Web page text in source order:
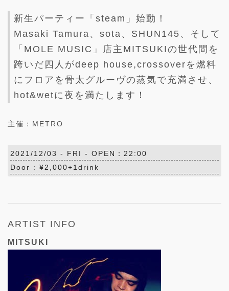
新生パーティー「steam」始動！
Masaki Tamura、sota、SHUN145、そして
「MOLE MUSIC」店主MITSUKIの世代間を
跨いだ四人がdeep house,crossoverを燃料
にフロアを骨太グルーヴの蒸気で充満させ、
hot&wetに夜を満たします！
主催：METRO
2021/12/03 - FRI - OPEN：22:00
Door : ¥2,000+1drink
ARTIST INFO
MITSUKI